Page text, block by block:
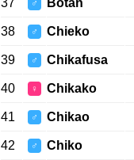
37 ♂ Botan
38 ♂ Chieko
39 ♂ Chikafusa
40 ♀ Chikako
41 ♂ Chikao
42 ♂ Chiko